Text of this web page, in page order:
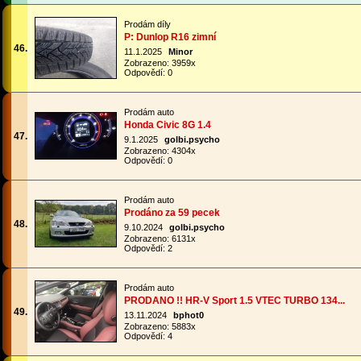
46.
Prodám díly
P: Dunlop R16 zimní
11.1.2025
Minor
Zobrazeno: 3959x
Odpovědí: 0
47.
Prodám auto
Honda Civic 8G 1.4
9.1.2025
golbi.psycho
Zobrazeno: 4304x
Odpovědí: 0
48.
Prodám auto
Prodáno za 59 pecek
9.10.2024
golbi.psycho
Zobrazeno: 6131x
Odpovědí: 2
49.
Prodám auto
PRODANO !! HR-V Sport 1.5 VTEC TURBO 134...
13.11.2024
bphot0
Zobrazeno: 5883x
Odpovědí: 4